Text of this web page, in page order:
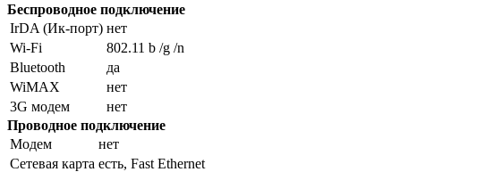
Беспроводное подключение
IrDA (Ик-порт) нет
Wi-Fi
802.11 b /g /n
Bluetooth
да
WiMAX
нет
3G модем
нет
Проводное подключение
Модем
нет
Сетевая карта есть, Fast Ethernet